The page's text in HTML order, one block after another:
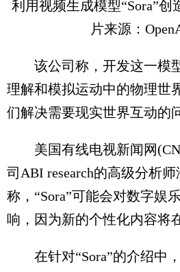
利用视频生成模型“Sora”创
片来源：
该公司称，开发这一模
理解和模拟运动中的物理世
们解决需要现实世界互动的
美国有线电视新闻网
司ABI research的高级分析
称，“Sora”可能会对数字娱
响，因为新的个性化内容将
在针对“Sora”的介绍中，